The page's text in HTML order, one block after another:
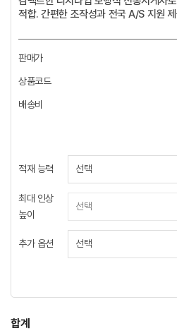
적합. 간편한 조작성과 전국 A/S 지원
판매가
상품코드
배송비
적재 능력
최대 인상
높이
추가 옵션
합계